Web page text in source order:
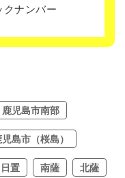
クナンバー
鹿児島市南部
児島市（桜島）
置 南薩 北薩